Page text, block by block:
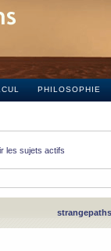
PHILOSOPHIE
les sujets actifs